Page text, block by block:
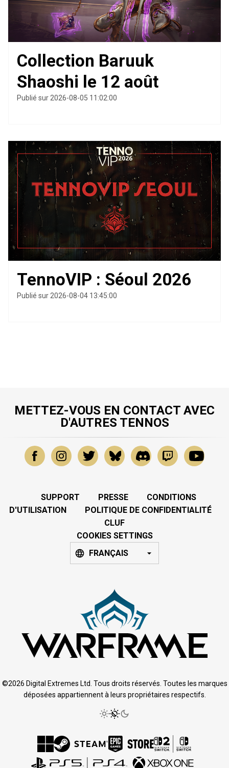
Collection Baruuk
Shaoshi le 12 août
Publié sur 2026-08-05 11:02:00
TennoVIP : Séoul 2026
Publié sur 2026-08-04 13:45:00
METTEZ-VOUS EN CONTACT AVEC
D'AUTRES TENNOS
SUPPORT PRESSE
CONDITIONS
D'UTILISATION
POLITIQUE DE CONFIDENTIALITÉ
CLUF
COOKIES SETTINGS
FRANÇAIS
©2026 Digital Extremes Ltd. Tous droits réservés. Toutes les marques
déposées appartiennent à leurs propriétaires respectifs.